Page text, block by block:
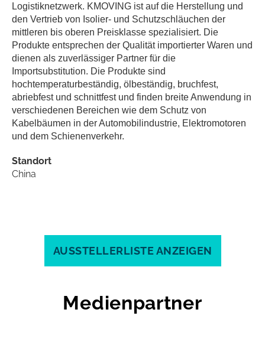
Logistiknetzwerk. KMOVING ist auf die Herstellung und
den Vertrieb von Isolier- und Schutzschläuchen der
mittleren bis oberen Preisklasse spezialisiert. Die
Produkte entsprechen der Qualität importierter Waren und
dienen als zuverlässiger Partner für die
Importsubstitution. Die Produkte sind
hochtemperaturbeständig, ölbeständig, bruchfest,
abriebfest und schnittfest und finden breite Anwendung in
verschiedenen Bereichen wie dem Schutz von
Kabelbäumen in der Automobilindustrie, Elektromotoren
und dem Schienenverkehr.
Standort
China
AUSSTELLERLISTE ANZEIGEN
Medienpartner